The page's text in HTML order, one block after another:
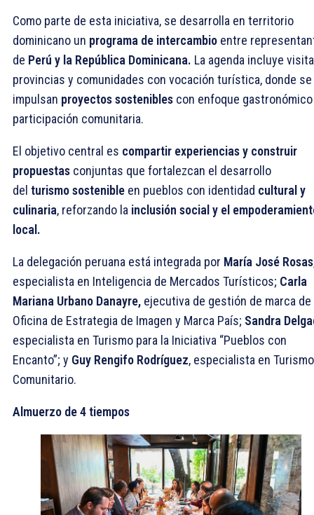
Como parte de esta iniciativa, se desarrolla en territorio
dominicano un programa de intercambio entre
de Perú y la República Dominicana. La agenda incluye
provincias y comunidades con vocación turística, donde se
impulsan proyectos sostenibles con enfoque
participación comunitaria.
El objetivo central es compartir experiencias y construir
propuestas conjuntas que fortalezcan el desarrollo
del turismo sostenible en pueblos con identidad cultural y
culinaria, reforzando la inclusión social y el
local.
La delegación peruana está integrada por María José Rosas
especialista en Inteligencia de Mercados Turísticos; Carla
Mariana Urbano Danayre, ejecutiva de gestión de marca de
Oficina de Estrategia de Imagen y Marca País; Sandra
especialista en Turismo para la Iniciativa “Pueblos con
Encanto”; y Guy Rengifo Rodríguez, especialista en Turismo
Comunitario.
Almuerzo de 4 tiempos